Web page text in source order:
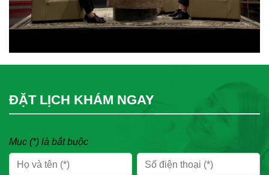
ĐẶT LỊCH KHÁM NGAY
Mục (*) là bắt buộc